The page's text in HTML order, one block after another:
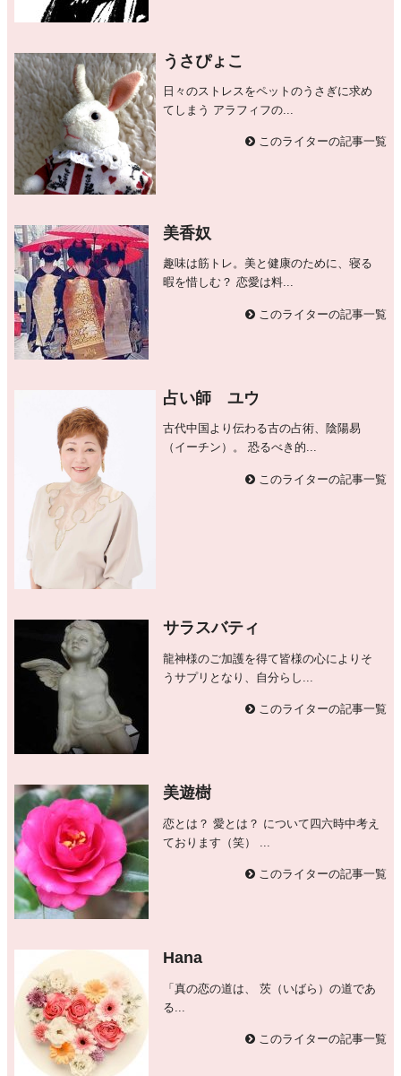
うさぴょこ
日々のストレスをペットのうさぎに求め
てしまう アラフィフの...
このライターの記事一覧
美香奴
趣味は筋トレ。美と健康のために、寝る
暇を惜しむ？ 恋愛は料...
このライターの記事一覧
占い師 ユウ
古代中国より伝わる古の占術、陰陽易
（イーチン）。 恐るべき的...
このライターの記事一覧
サラスバティ
龍神様のご加護を得て皆様の心によりそ
うサプリとなり、自分らし...
このライターの記事一覧
美遊樹
恋とは？ 愛とは？ について四六時中考え
ております（笑） ...
このライターの記事一覧
Hana
「真の恋の道は、 茨（いばら）の道であ
る...
このライターの記事一覧